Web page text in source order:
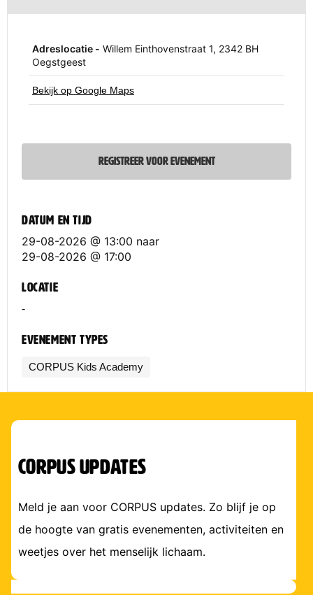
Adreslocatie - Willem Einthovenstraat 1, 2342 BH
Oegstgeest
Bekijk op Google Maps
REGISTREER VOOR EVENEMENT
Datum en tijd
29-08-2026 @ 13:00 naar
29-08-2026 @ 17:00
Locatie
-
Evenement types
CORPUS Kids Academy
corpus updates
Meld je aan voor CORPUS updates. Zo blijf je op
de hoogte van gratis evenementen, activiteiten en
weetjes over het menselijk lichaam.